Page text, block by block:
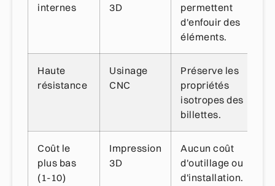
internes
3D
permettent
d'enfouir des
éléments.
Haute
résistance
Usinage
CNC
Préserve les
propriétés
isotropes des
billettes.
Coût le
plus bas
(1-10)
Impression
3D
Aucun coût
d'outillage ou
d'installation.